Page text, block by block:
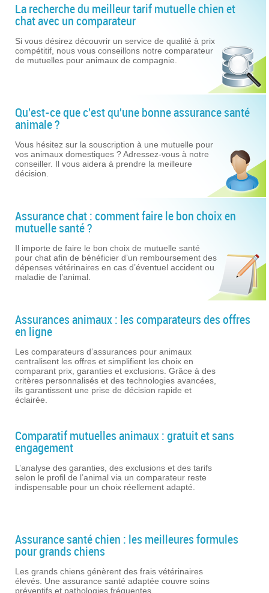
La recherche du meilleur tarif mutuelle chien et
chat avec un comparateur
Si vous désirez découvrir un service de qualité à prix
compétitif, nous vous conseillons notre comparateur
de mutuelles pour animaux de compagnie.
Qu'est-ce que c'est qu'une bonne assurance santé
animale ?
Vous hésitez sur la souscription à une mutuelle pour
vos animaux domestiques ? Adressez-vous à notre
conseiller. Il vous aidera à prendre la meilleure
décision.
Assurance chat : comment faire le bon choix en
mutuelle santé ?
Il importe de faire le bon choix de mutuelle santé
pour chat afin de bénéficier d’un remboursement des
dépenses vétérinaires en cas d’éventuel accident ou
maladie de l’animal.
Assurances animaux : les comparateurs des offres
en ligne
Les comparateurs d’assurances pour animaux
centralisent les offres et simplifient les choix en
comparant prix, garanties et exclusions. Grâce à des
critères personnalisés et des technologies avancées,
ils garantissent une prise de décision rapide et
éclairée.
Comparatif mutuelles animaux : gratuit et sans
engagement
L’analyse des garanties, des exclusions et des tarifs
selon le profil de l’animal via un comparateur reste
indispensable pour un choix réellement adapté.
Assurance santé chien : les meilleures formules
pour grands chiens
Les grands chiens génèrent des frais vétérinaires
élevés. Une assurance santé adaptée couvre soins
préventifs et pathologies fréquentes.